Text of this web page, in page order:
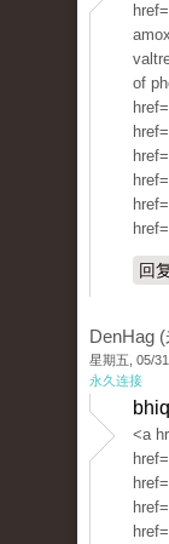
of
回
DenHag
星期五, 05/
永久连接
<a